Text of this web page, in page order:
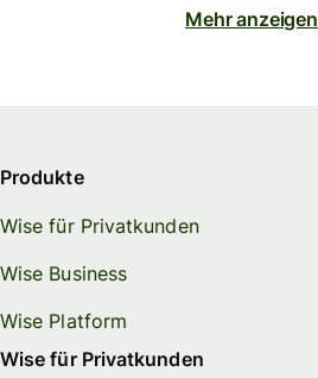
Mehr anzeigen
Produkte
Wise für Privatkunden
Wise Business
Wise Platform
Wise für Privatkunden